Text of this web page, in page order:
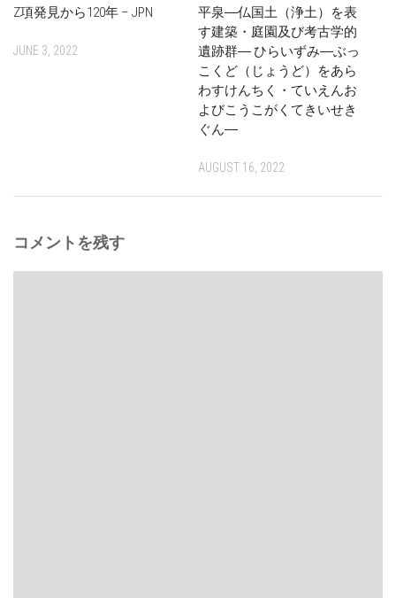
Z項発見から120年 – JPN
JUNE 3, 2022
平泉―仏国土（浄土）を表
す建築・庭園及び考古学的
遺跡群― ひらいずみ―ぶっ
こくど（じょうど）をあら
わすけんちく・ていえんお
よびこうこがくてきいせき
ぐん―
AUGUST 16, 2022
コメントを残す